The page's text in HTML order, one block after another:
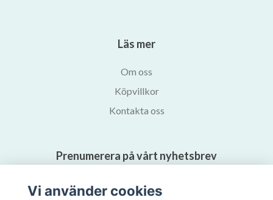
Läs mer
Om oss
Köpvillkor
Kontakta oss
Prenumerera på vårt nyhetsbrev
Vi använder cookies